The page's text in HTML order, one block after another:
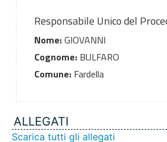
Responsabile Unico del
Nome:GIOVANNI
Cognome:BULFARO
Comune:Fardella
ALLEGATI
Scarica tutti gli allegati